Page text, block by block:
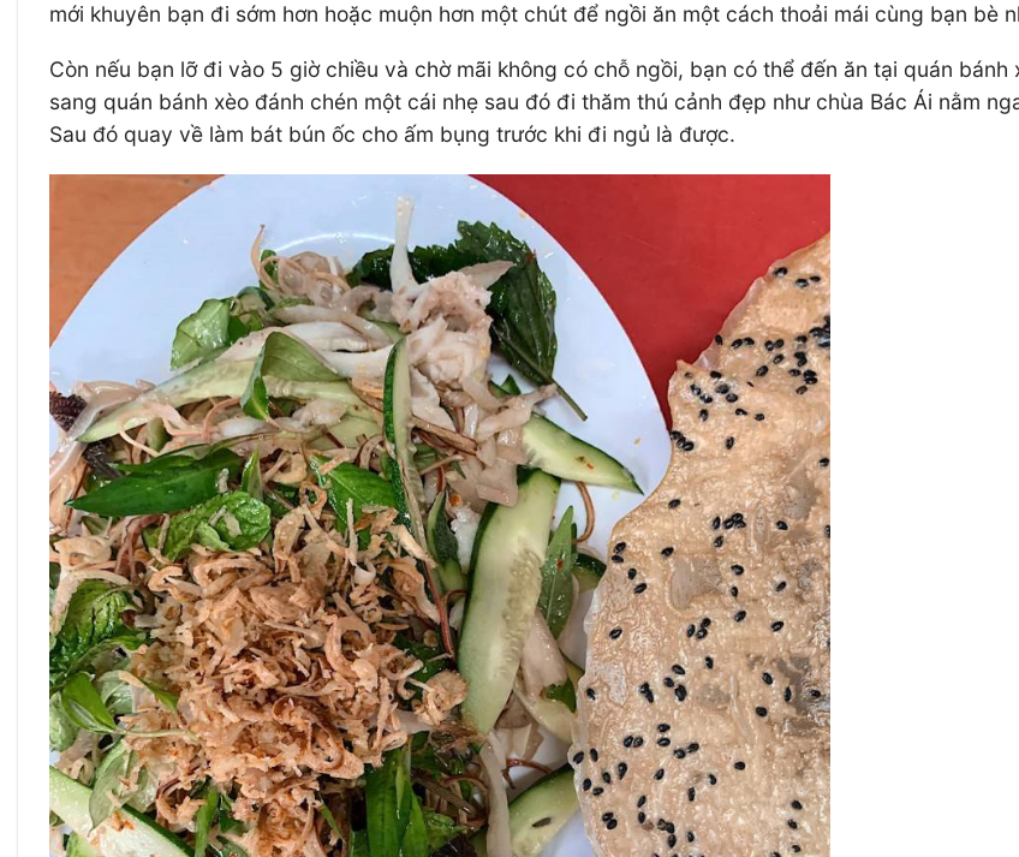
mới khuyên bạn đi sớm hơn hoặc muộn hơn một chút để ngồi ăn một cách thoải mái cùng bạn bè
Còn nếu bạn lỡ đi vào 5 giờ chiều và chờ mãi không có chỗ ngồi, bạn có thể đến ăn tại quán
sang quán bánh xèo đánh chén một cái nhẹ sau đó đi thăm thú cảnh đẹp như chùa Bác Ái nằm
Sau đó quay về làm bát bún ốc cho ấm bụng trước khi đi ngủ là được.